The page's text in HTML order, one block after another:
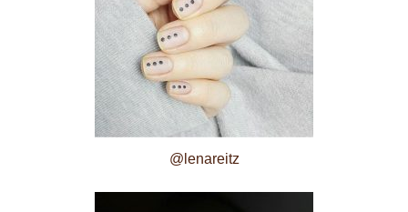
@lenareitz